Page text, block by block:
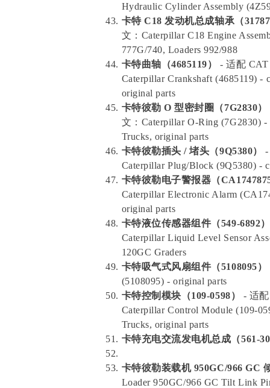
Hydraulic Cylinder Assembly
卡特 C18 发动机总成轴承（
文：Caterpillar C18 Engine
777G/740, Loaders 992/988
卡特曲轴（4685119）
- 适配
Caterpillar Crankshaft (4685119) -
original parts
卡特彼勒 O 型密封圈（7G2830）
文：Caterpillar O-Ring (7G2830)
Trucks, original parts
卡特彼勒插头 / 堵头（9Q5380）
Caterpillar Plug/Block (9Q5380) -
卡特彼勒电子警报器（
Caterpillar Electronic Alarm
original parts
卡特液位传感器组件（549-6892）
Caterpillar Liquid Level Sensor
120GC Graders
卡特吸气式风扇组件（5108095）
(5108095) - original parts
卡特控制模块（109-0598）
- 适
Caterpillar Control Module (109-
Trucks, original parts
卡特充电交流发电机总成（561-
卡特彼勒装载机 950GC/966 GC
Loader 950GC/966 GC Tilt Link